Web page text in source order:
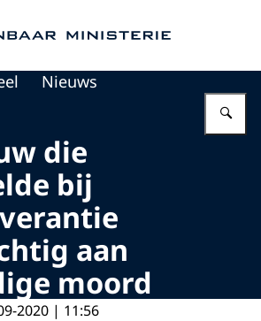
Nieuws
die
bij
aan
moord
2020 | 11:56